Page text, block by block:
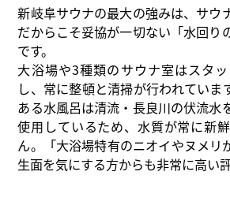
新岐阜サウナの最大の強みは、サウ
だからこそ妥協が一切ない「水回り
です。
大浴場や3種類のサウナ室はスタ
し、常に整頓と清掃が行われていま
ある水風呂は清流・長良川の伏流水
使用しているため、水質が常に新
ん。「大浴場特有のニオイやヌメリ
生面を気にする方からも非常に高い